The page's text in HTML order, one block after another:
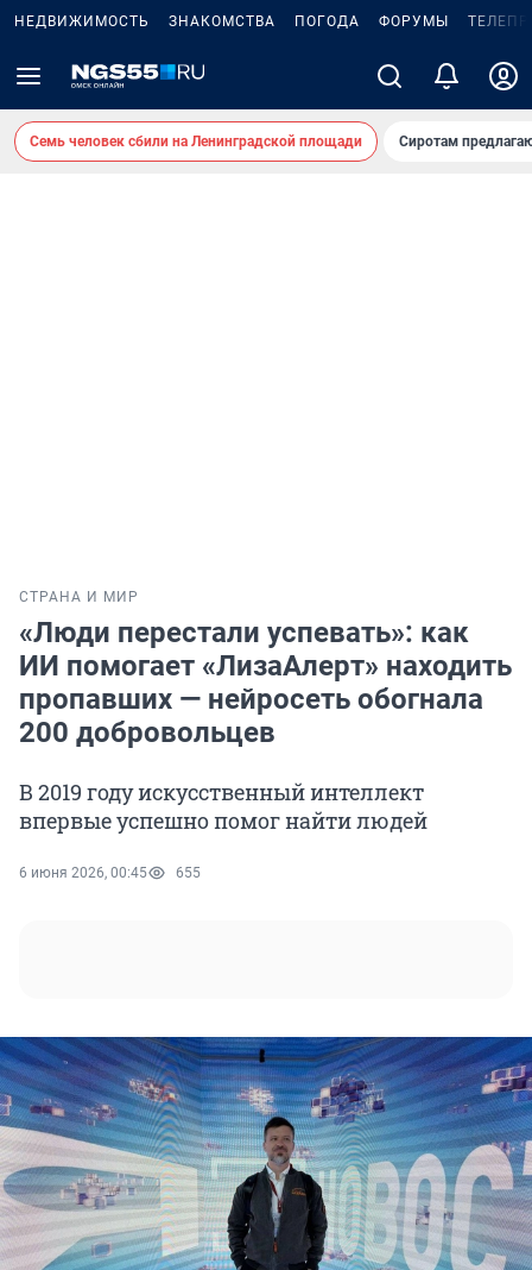
НЕДВИЖИМОСТЬ ЗНАКОМСТВА ПОГОДА ФОРУМЫ
Семь человек сбили на Ленинградской площади Сиротам
СТРАНА И МИР
«Люди перестали успевать»: как
ИИ помогает «ЛизаАлерт» находить
пропавших — нейросеть обогнала
200 добровольцев
В 2019 году искусственный интеллект
впервые успешно помог найти людей
6 июня 2026, 00:45 655